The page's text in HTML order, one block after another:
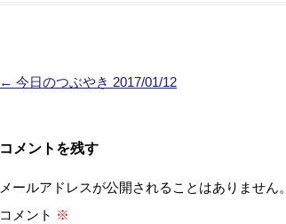
投
ゲ
ー
← 今日のつぶやき 2017/01/12
コメントを残す
メールアドレスが公開されることはありません。
コメント ※